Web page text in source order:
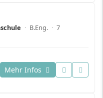
· B.Eng. · 7
Mehr Infos